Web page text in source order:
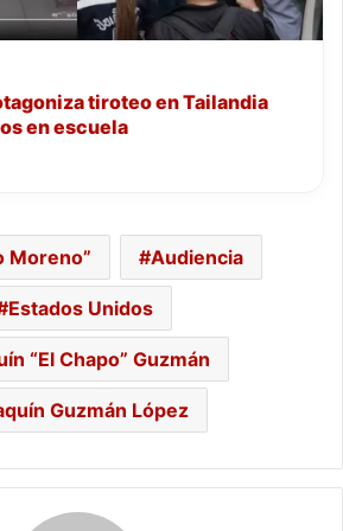
tiroteo en Tailandia
en escuela
Moreno” Audiencia
Estados Unidos
“El Chapo” Guzmán
Guzmán López